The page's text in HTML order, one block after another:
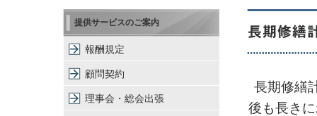
長期修繕
後も長き
提供サービスのご案内
報酬規定
顧問契約
理事会・総会出張